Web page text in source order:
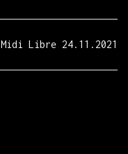
Midi Libre 24.11.2021